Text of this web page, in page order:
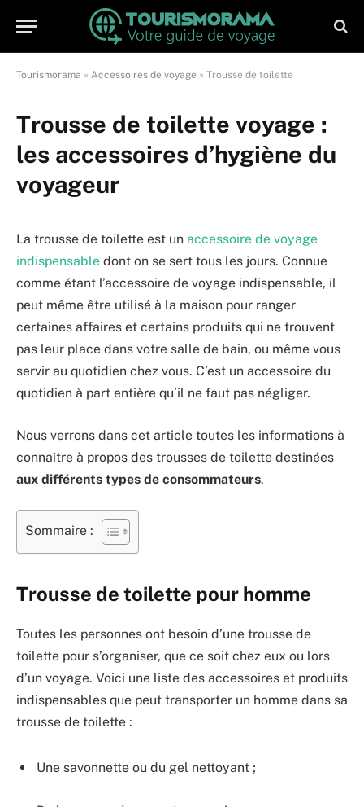
Tourismorama » Accessoires de voyage » Trousse de toilette
Trousse de toilette voyage :
les accessoires d’hygiène du
voyageur
La trousse de toilette est un accessoire de voyage
indispensable dont on se sert tous les jours. Connue
comme étant l’accessoire de voyage indispensable, il
peut même être utilisé à la maison pour ranger
certaines affaires et certains produits qui ne trouvent
pas leur place dans votre salle de bain, ou même vous
servir au quotidien chez vous. C’est un accessoire du
quotidien à part entière qu’il ne faut pas négliger.
Nous verrons dans cet article toutes les informations à
connaître à propos des trousses de toilette destinées
aux différents types de consommateurs.
Sommaire :
Trousse de toilette pour homme
Toutes les personnes ont besoin d’une trousse de
toilette pour s’organiser, que ce soit chez eux ou lors
d’un voyage. Voici une liste des accessoires et produits
indispensables que peut transporter un homme dans sa
trousse de toilette :
Une savonnette ou du gel nettoyant ;